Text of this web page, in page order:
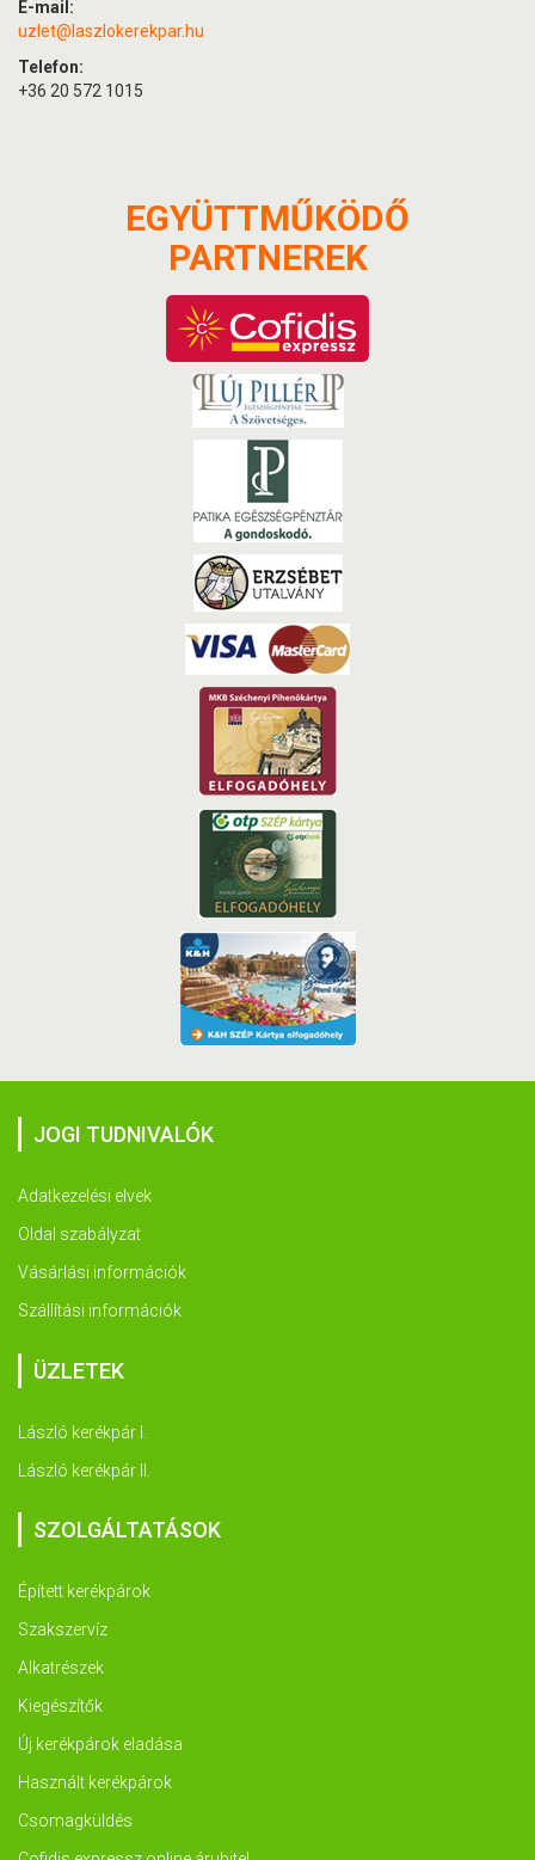
E-mail:
uzlet@laszlokerekpar.hu
Telefon:
+36 20 572 1015
EGYÜTTMŰKÖDŐ
PARTNEREK
JOGI TUDNIVALÓK
Adatkezelési elvek
Oldal szabályzat
Vásárlási információk
Szállítási információk
ÜZLETEK
László kerékpár I.
László kerékpár II.
SZOLGÁLTATÁSOK
Épített kerékpárok
Szakszervíz
Alkatrészek
Kiegészítők
Új kerékpárok eladása
Használt kerékpárok
Csomagküldés